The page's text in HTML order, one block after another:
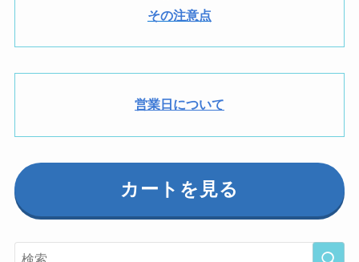
その注意点
営業日について
カートを見る